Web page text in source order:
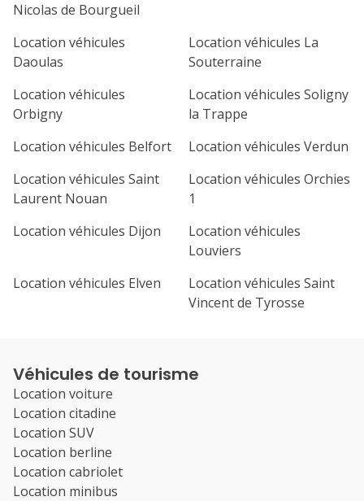
Nicolas de Bourgueil
Location véhicules
Daoulas
Location véhicules La
Souterraine
Location véhicules
Orbigny
Location véhicules Soligny
la Trappe
Location véhicules Belfort
Location véhicules Verdun
Location véhicules Saint
Laurent Nouan
Location véhicules Orchies
1
Location véhicules Dijon
Location véhicules
Louviers
Location véhicules Elven
Location véhicules Saint
Vincent de Tyrosse
Véhicules de tourisme
Location voiture
Location citadine
Location SUV
Location berline
Location cabriolet
Location minibus